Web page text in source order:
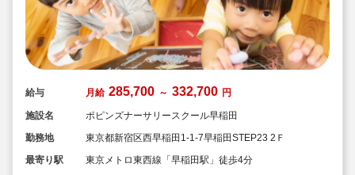
給与 月給 285,700 ～ 332,700 円
施設名
ポピンズナーサリースクール早稲田
勤務地
東京都新宿区西早稲田1-1-7早稲田STEP23 2Ｆ
最寄り駅
東京メトロ東西線「早稲田駅」徒歩4分